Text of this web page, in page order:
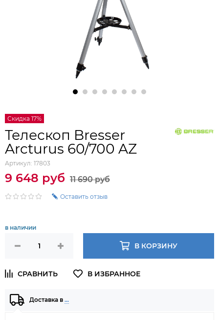
Скидка 17%
Телескоп Bresser
Arcturus 60/700 AZ
Артикул: 17803
9 648 руб 11 690 руб
Оставить отзыв
в наличии
В КОРЗИНУ
Доставка в …